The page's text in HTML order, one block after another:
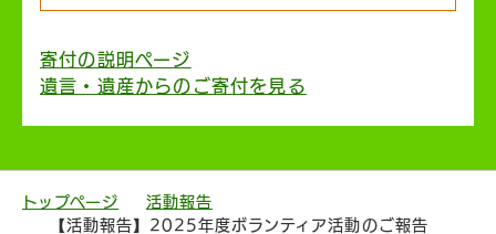
寄付の説明ページ
遺言・遺産からのご寄付を見る
トップページ
活動報告
【活動報告】2025年度ボランティア活動のご報告